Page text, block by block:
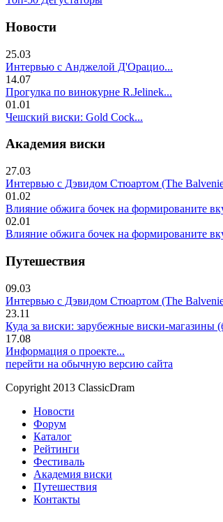
Новости
25.03
Интервью с Анджелой Д'Орацио...
14.07
Прогулка по винокурне R.Jelinek...
01.01
Чешский виски: Gold Cock...
Академия виски
27.03
Интервью с Дэвидом Стюартом (The
01.02
Влияние обжига бочек на формированите
02.01
Влияние обжига бочек на формированите
Путешествия
09.03
Интервью с Дэвидом Стюартом (The
23.11
Куда за виски: зарубежные виски-магазины
17.08
Информация о проекте...
перейти на обычную версию сайта
Copyright 2013 ClassicDram
Новости
Форум
Каталог
Рейтинги
Фестиваль
Академия виски
Путешествия
Контакты